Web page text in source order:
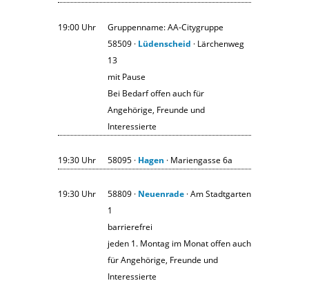
19:00 Uhr
Gruppenname: AA-Citygruppe
58509 · Lüdenscheid · Lärchenweg
13
mit Pause
Bei Bedarf offen auch für
Angehörige, Freunde und
Interessierte
19:30 Uhr 58095 · Hagen · Mariengasse 6a
19:30 Uhr 58809 · Neuenrade · Am Stadtgarten
1
barrierefrei
jeden 1. Montag im Monat offen auch
für Angehörige, Freunde und
Interessierte